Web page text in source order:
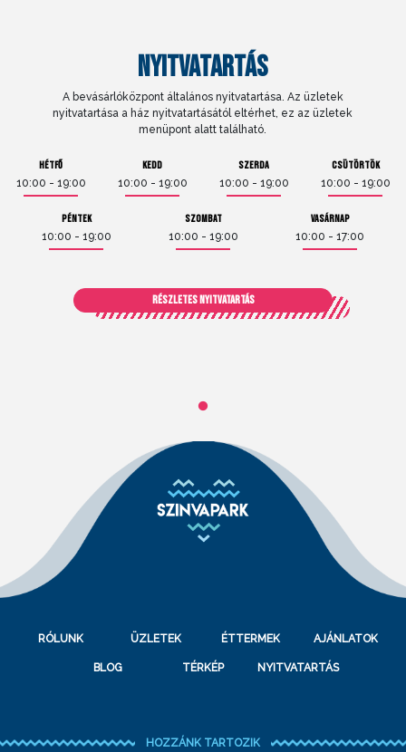
NYITVATARTÁS
A bevásárlóközpont általános nyitvatartása. Az üzletek
nyitvatartása a ház nyitvatartásától eltérhet, ez az üzletek
menüpont alatt található.
HÉTFŐ
10:00 - 19:00
KEDD
10:00 - 19:00
SZERDA
10:00 - 19:00
CSÜTÖRTÖK
10:00 - 19:00
PÉNTEK
10:00 - 19:00
SZOMBAT
10:00 - 19:00
VASÁRNAP
10:00 - 17:00
RÉSZLETES NYITVATARTÁS
RÓLUNK ÜZLETEK ÉTTERMEK AJÁNLATOK
BLOG TÉRKÉP NYITVATARTÁS
HOZZÁNK TARTOZIK